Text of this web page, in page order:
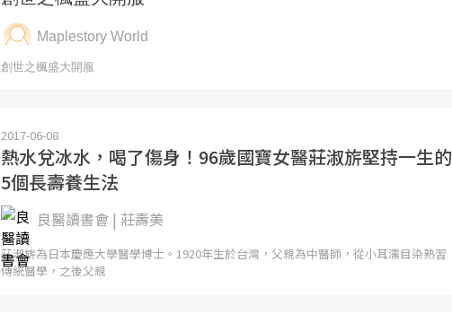
2017-06-08
熱水兌冰水，喝了傷身！96歲國寶女醫莊淑旂堅持一生的
5個長壽養生法
良醫讀書會 | 莊壽美
莊淑旂為日本慶應大學醫學博士。1920年生於台灣，父親為中醫師，從小耳濡目染熟習
傳統醫學，之後父親